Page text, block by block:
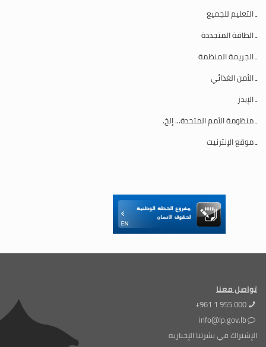
ـ التعليم للجميع
ـ الطاقة المتجددة
ـ الجريمة المنظمة
ـ الأمن الغذائي
ـ الإيدز
ـ منظومة الأمم المتحدة... إلخ.
ـ موقع الإنترنيت
تواصل معنا
+961 1 955 000
info@lp.gov.lb
الإشتراك في نشرتنا الإخبارية